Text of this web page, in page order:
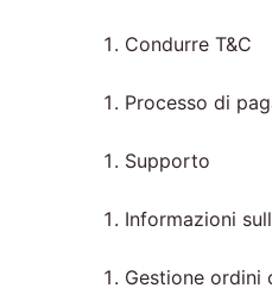
Condurre T&C
Processo di
Supporto
Informazioni
Gestione ordini